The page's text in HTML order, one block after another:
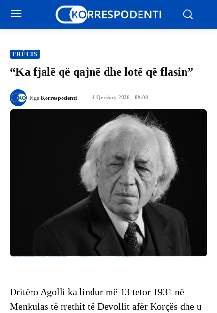
PRÉCIS
“Ka fjalë që qajnë dhe lotë që flasin”
4 Qershor, 2026 - 09:08
Nga Korrespodenti
Dritëro Agolli ka lindur më 13 tetor 1931 në
Menkulas të rrethit të Devollit afër Korçës dhe u